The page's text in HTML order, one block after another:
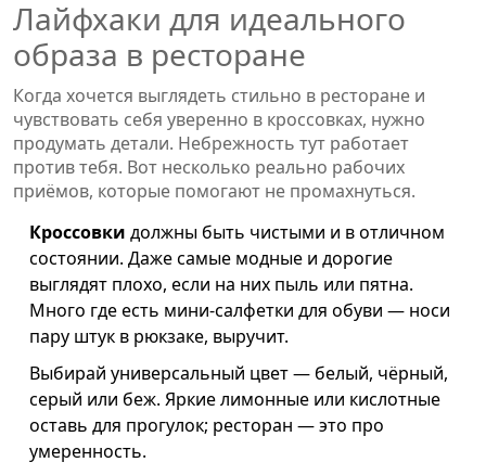
Лайфхаки для идеального
образа в ресторане
Когда хочется выглядеть стильно в ресторане и
чувствовать себя уверенно в кроссовках, нужно
продумать детали. Небрежность тут работает
против тебя. Вот несколько реально рабочих
приёмов, которые помогают не промахнуться.
Кроссовки должны быть чистыми и в отличном
состоянии. Даже самые модные и дорогие
выглядят плохо, если на них пыль или пятна.
Много где есть мини-салфетки для обуви — носи
пару штук в рюкзаке, выручит.
Выбирай универсальный цвет — белый, чёрный,
серый или беж. Яркие лимонные или кислотные
оставь для прогулок; ресторан — это про
умеренность.